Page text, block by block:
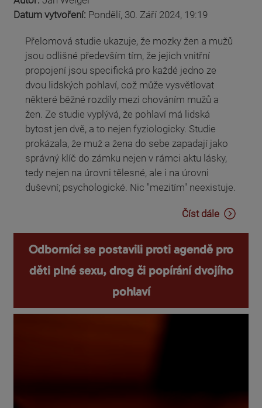
Datum vytvoření: Pondělí, 30. Září 2024, 19:19
Přelomová studie ukazuje, že mozky žen a mužů
jsou odlišné především tím, že jejich vnitřní
propojení jsou specifická pro každé jedno ze
dvou lidských pohlaví, což může vysvětlovat
některé běžné rozdíly mezi chováním mužů a
žen. Ze studie vyplývá, že pohlaví má lidská
bytost jen dvě, a to nejen fyziologicky. Studie
prokázala, že muž a žena do sebe zapadají jako
správný klíč do zámku nejen v rámci aktu lásky,
tedy nejen na úrovni tělesné, ale i na úrovni
duševní; psychologické. Nic "mezitím" neexistuje.
Číst dále
Odborníci se postavili proti agendě pro
děti plné sexu, drog či popírání dvojího
pohlaví